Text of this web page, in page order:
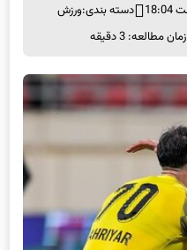
دسته بندی:ورزش
زمان مطالعه: 3 دقیقه